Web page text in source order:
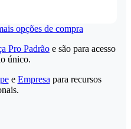
opções de compra
Pro Padrão e são para acesso
único.
e Empresa para recursos